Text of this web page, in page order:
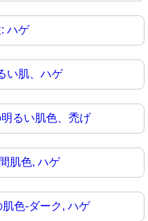
ハゲ
い肌、ハゲ
るい肌色、禿げ
肌色, ハゲ
色-ダーク, ハゲ